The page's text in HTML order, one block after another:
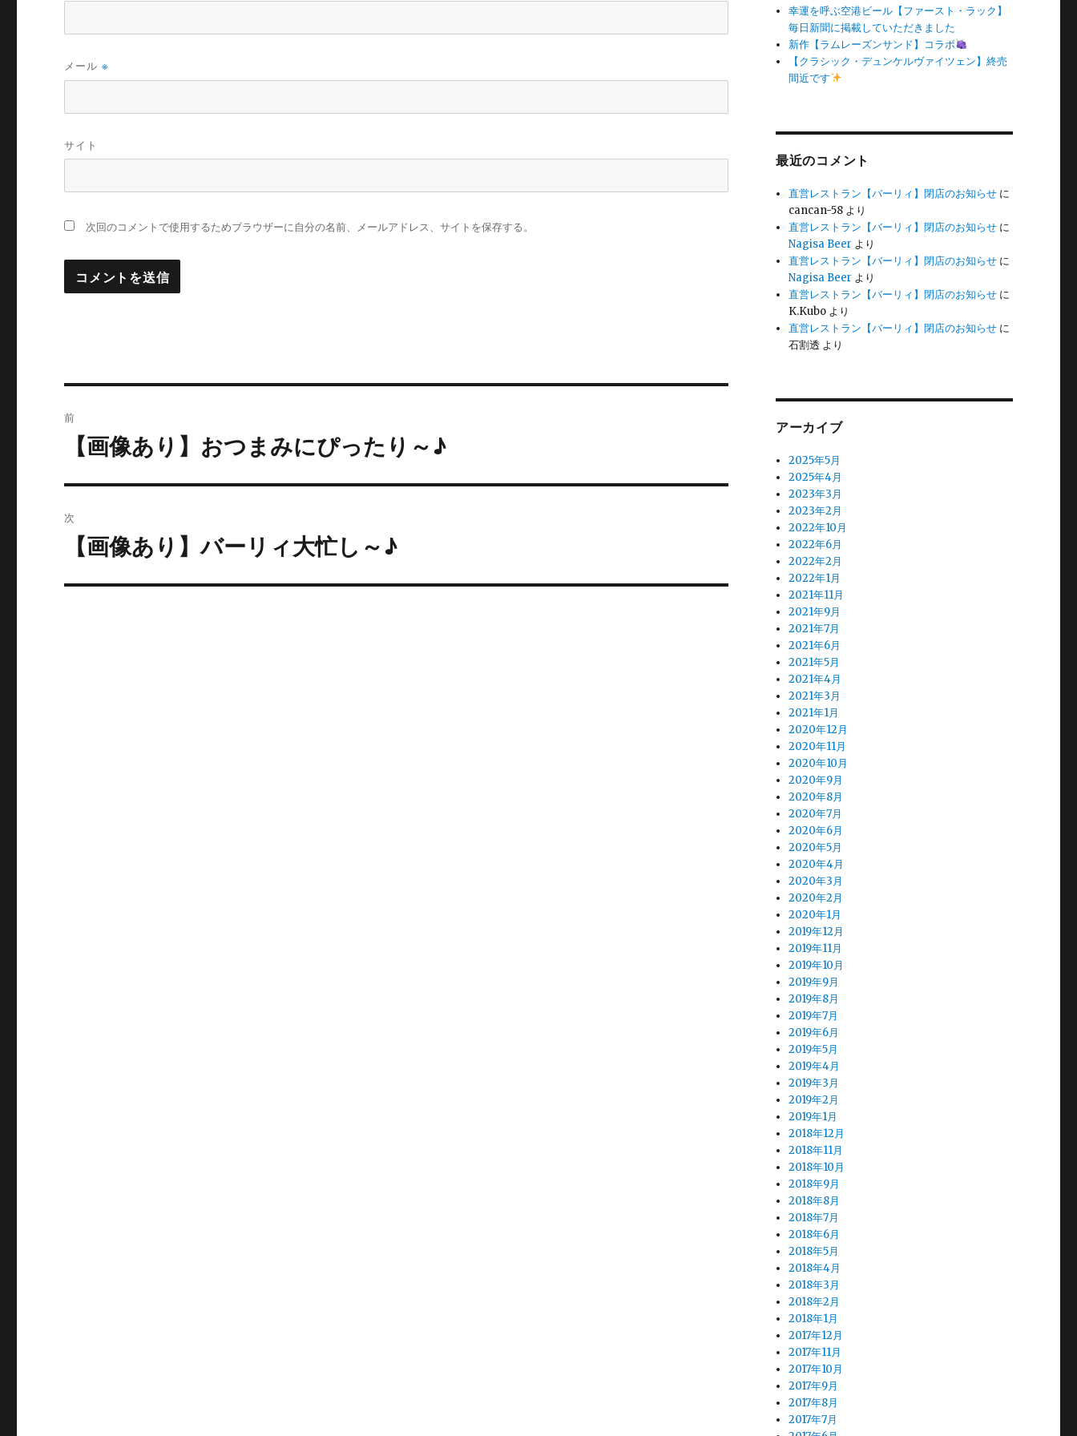
メール※
サイト
次回のコメントで使用するためブラウザーに自分の名前、メールアドレス、サイトを保存する。
稿
ゲ
前
の
投
稿:
【画像あり】おつまみにぴったり～♪
次
投
【画像あり】バーリィ大忙し～♪
幸運を呼ぶ空港ビール【ファースト・ラック】
毎日新聞に掲載していただきました
新作【ラムレーズンサンド】コラボ
【クラシック・デュンケルヴァイツェン】終売
間近です
最近のコメント
直営レストラン【バーリィ】閉店のお知らせ に
cancan-58 より
直営レストラン【バーリィ】閉店のお知らせ に
Nagisa Beer より
直営レストラン【バーリィ】閉店のお知らせ に
Nagisa Beer より
直営レストラン【バーリィ】閉店のお知らせ に
K.Kubo より
直営レストラン【バーリィ】閉店のお知らせ に
石割透 より
アーカイブ
2025年5月
2025年4月
2023年3月
2023年2月
2022年10月
2022年6月
2022年2月
2022年1月
2021年11月
2021年9月
2021年7月
2021年6月
2021年5月
2021年4月
2021年3月
2021年1月
2020年12月
2020年11月
2020年10月
2020年9月
2020年8月
2020年7月
2020年6月
2020年5月
2020年4月
2020年3月
2020年2月
2020年1月
2019年12月
2019年11月
2019年10月
2019年9月
2019年8月
2019年7月
2019年6月
2019年5月
2019年4月
2019年3月
2019年2月
2019年1月
2018年12月
2018年11月
2018年10月
2018年9月
2018年8月
2018年7月
2018年6月
2018年5月
2018年4月
2018年3月
2018年2月
2018年1月
2017年12月
2017年11月
2017年10月
2017年9月
2017年8月
2017年7月